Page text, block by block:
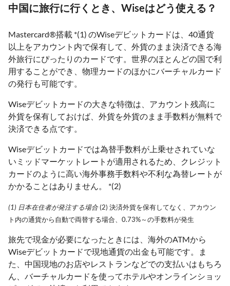
中国に旅行に行くとき、Wiseはどう使える？
Mastercard®搭載 *(1) のWiseデビットカードは、40通貨
以上をアカウント内で保有して、外貨のまま決済できる海
外旅行にぴったりのカードです。世界のほとんどの国で利
用することができ、物理カードのほかにバーチャルカード
の発行も可能です。
Wiseデビットカードの大きな特徴は、アカウント残高に
外貨を保有しておけば、外貨を外貨のまま手数料が無料で
決済できる点です。
Wiseデビットカードでは為替手数料が上乗せされていな
いミッドマーケットレートが適用されるため、クレジット
カードのように高い海外事務手数料や不利な為替レートが
かかることはありません。 *(2)
(1) 日本在住者が発注する場合(2) 決済外貨を保有してなく、アカウン
ト内の通貨から自動で両替する場合、0.73%～の手数料が発生
旅先で現金が必要になったときには、海外のATMから
Wiseデビットカードで現地通貨の出金も可能です。ま
た、中国現地のお店やレストランなどでの支払いはもちろ
ん、バーチャルカードを使ってホテルやオンラインショッ